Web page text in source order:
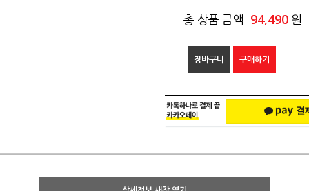
총 상품 금액 94,490 원
장바구니 구매하기